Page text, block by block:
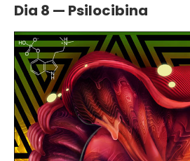
Dia 8 — Psilocibina